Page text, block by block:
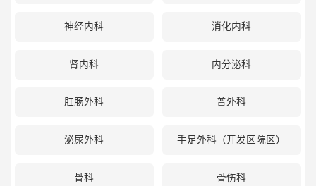
神经内科 消化内科
肾内科 内分泌科
肛肠外科 普外科
泌尿外科 手足外科（开发区院区）
骨科 骨伤科